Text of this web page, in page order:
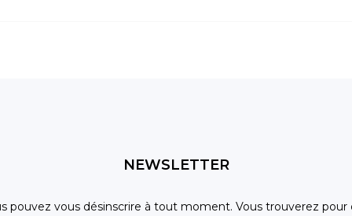
NEWSLETTER
pouvez vous désinscrire à tout moment. Vous trouverez pour